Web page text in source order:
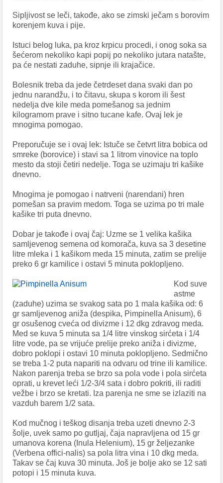
Sipljivost se leči, takođe, ako se zimski ječam s borovim
korenjem kuva i pije.
Istuci belog luka, pa kroz krpicu procedi, i onog soka sa
šećerom nekoliko kapi popij po nekoliko jutara natašte,
pa će nestati zaduhe, sipnje ili krajačice.
Bolesnik treba da jede četrdeset dana svaki dan po
jednu narandžu, i to čitavu, skupa s korom ili šest
nedelja dve kile meda pomešanog sa jednim
kilogramom prave i sitno tucane kafe. Ovaj lek je
mnogima pomogao.
Preporučuje se i ovaj lek: Istuče se četvrt litra bobica od
smreke (borovice) i stavi sa 1 litrom vinovice na toplo
mesto da stoji četiri nedelje. Toga se uzimaju tri kašike
dnevno.
Mnogima je pomogao i natrveni (narendani) hren
pomešan sa pravim medom. Toga se uzima po tri male
kašike tri puta dnevno.
Dobar je takođe i ovaj čaj: Uzme se 1 velika kašika
samljevenog semena od komorača, kuva sa 3 desetine
litre mleka i 1 kašikom meda 15 minuta, zatim se prelije
preko 6 gr kamilice i ostavi 5 minuta poklopljeno.
Kod suve
astme
(zaduhe) uzima se svakog sata po 1 mala kašika od: 6
gr samljevenog aniža (despika, Pimpinella Anisum), 6
gr osušenog cveća od divizme i 12 dkg zdravog meda.
Med se kuva 5 minuta sa 1/4 litre vinskog sirćeta i 1/4
litre vode, pa se vrijuće prelije preko aniža i divizme,
dobro poklopi i ostavi 10 minuta poklopljeno. Sedmično
se treba 1-2 puta napariti na odvaru od trine ili kamilice.
Nakon parenja treba se brzo sa pola vode i pola sirćeta
oprati, u krevet leći 1/2-3/4 sata i dobro pokriti, ili raditi
vežbe i brzo se kretati. Iza parenja ne sme se izlaziti na
vazduh barem 1/2 sata.
Kod mučnog i teškog disanja treba uzeti dnevno 2-3
šolje, uvek samo po gutljaj, čaja napravljena od 15 gr
umanova korena (Inula Helenium), 15 gr željezanke
(Verbena offici-nalis) sa pola litra vina i 10 dkg meda.
Takav se čaj kuva 30 minuta. Još je bolje ako se 12 sati
potopi i 15 minuta kuva.